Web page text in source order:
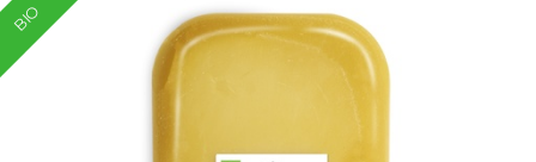
BIO